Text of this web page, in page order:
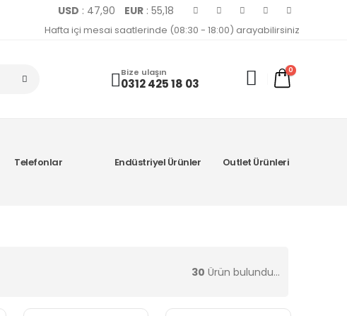
USD : 47,90 EUR: 55,18
Hafta içi mesai saatlerinde (08:30 - 18:00) arayabilirsiniz
Bize ulaşın
0312 425 18 03
0
Telefonlar Endüstriyel Ürünler Outlet Ürünleri
30 Ürün bulundu...